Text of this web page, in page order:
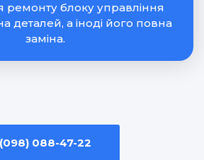
блоку управління
деталей, а іноді його повна
заміна.
(098) 088-47-22